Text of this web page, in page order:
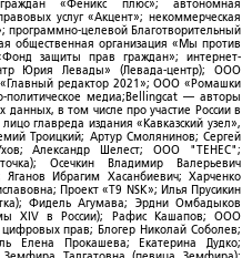
«Феникс плюс»; автономная
услуг «Акцент»; некоммерческая
программно-целевой Благотворительный
общественная организация «Мы против
защиты прав граждан»; интернет-
Юрия Левады» (Левада-центр); ООО
редактор 2021»; ООО «Ромашки
медиа;Bellingcat — авторы
данных, в том числе про участие России в
главреда издания «Кавказский узел»,
Троицкий; Артур Смолянинов; Сергей
Александр Шелест; ООО "ТЕНЕС";
Осечкин Владимир Валерьевич
Яганов Ибрагим Хасанбиевич; Харченко
Проект «T9 NSK»; Илья Прусикин
Фидель Агумава; Эрдни Омбадыков
XIV в России); Рафис Кашапов; ООО
прав; Блогер Николай Соболев;
Елена Прокашева; Екатерина Дудко;